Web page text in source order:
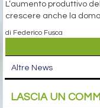
L’aumento produttivo
crescere anche la
di Federico Fusca
Altre News
LASCIA UN